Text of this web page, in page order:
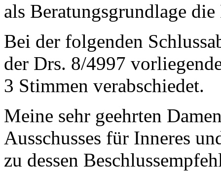
als Beratungsgrundlage
Bei der folgenden
der Drs. 8/4997
3 Stimmen verabschiedet.
Meine sehr geehrten
Ausschusses für Inneres
zu dessen